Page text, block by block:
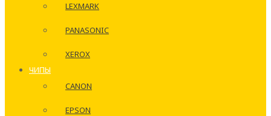
LEXMARK
PANASONIC
XEROX
ЧИПЫ
CANON
EPSON